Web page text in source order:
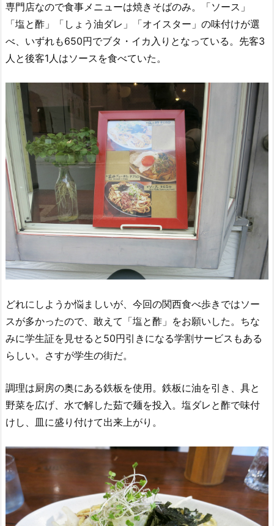
専門店なので食事メニューは焼きそばのみ。「ソース」
「塩と酢」「しょう油ダレ」「オイスター」の味付けが選
べ、いずれも650円でブタ・イカ入りとなっている。先客3
人と後客1人はソースを食べていた。
どれにしようか悩ましいが、今回の関西食べ歩きではソー
スが多かったので、敢えて「塩と酢」をお願いした。ちな
みに学生証を見せると50円引きになる学割サービスもある
らしい。さすが学生の街だ。
調理は厨房の奥にある鉄板を使用。鉄板に油を引き、具と
野菜を広げ、水で解した茹で麺を投入。塩ダレと酢で味付
けし、皿に盛り付けて出来上がり。